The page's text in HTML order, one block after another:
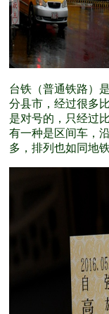
台铁（普通铁路）
分县市，经过很多
是对号的，只经过
有一种是区间车，
多，排列也如同地